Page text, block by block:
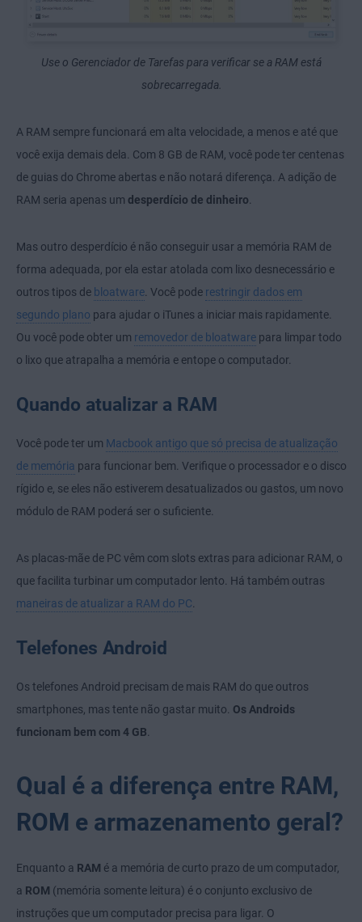
Use o Gerenciador de Tarefas para verificar se a RAM está
sobrecarregada.
A RAM sempre funcionará em alta velocidade, a menos e até que
você exija demais dela. Com 8 GB de RAM, você pode ter centenas
de guias do Chrome abertas e não notará diferença. A adição de
RAM seria apenas um desperdício de dinheiro
Mas outro desperdício é não conseguir usar a memória RAM de
forma adequada, por ela estar atolada com lixo desnecessário e
outros tipos de bloatware . Você pode restringir dados em
segundo plano para ajudar o iTunes a iniciar mais rapidamente.
Ou você pode obter um removedor de bloatware para limpar todo
o lixo que atrapalha a memória e entope o computador.
Quando atualizar a RAM
Você pode ter um Macbook antigo que só precisa de atualização
de memória para funcionar bem. Verifique o processador e o disco
rígido e, se eles não estiverem desatualizados ou gastos, um novo
módulo de RAM poderá ser o suficiente.
As placas-mãe de PC vêm com slots extras para adicionar RAM, o
que facilita turbinar um computador lento. Há também outras
maneiras de atualizar a RAM do PC
Telefones Android
Os telefones Android precisam de mais RAM do que outros
smartphones, mas tente não gastar muito. Os Androids
funcionam bem com 4 GB
Qual é a diferença entre RAM,
ROM e armazenamento geral?
Enquanto a RAM é a memória de curto prazo de um computador,
a ROM (memória somente leitura) é o conjunto exclusivo de
instruções que um computador precisa para ligar. O